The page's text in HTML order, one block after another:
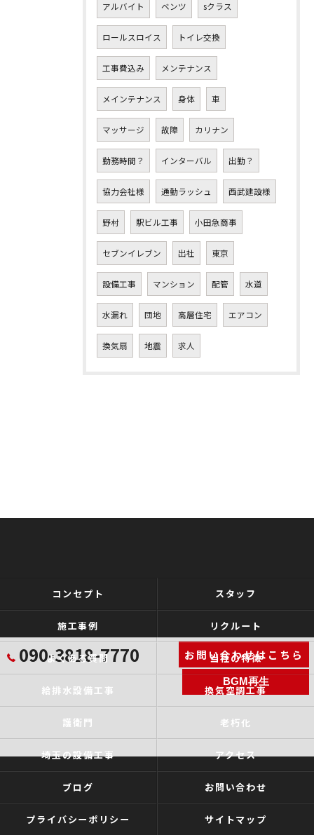
アルバイト ベンツ sクラス
ロールスロイス トイレ交換
工事費込み メンテナンス
メインテナンス 身体 車
マッサージ 故障 カリナン
勤務時間？ インターバル 出勤？
協力会社様 通勤ラッシュ 西武建設様
野村 駅ビル工事 小田急商事
セブンイレブン 出社 東京
設備工事 マンション 配管 水道
水漏れ 団地 高層住宅 エアコン
換気扇 地震 求人
090-3818-7770 お問い合わせはこちら
BGM再生
コンセプト スタッフ
施工事例 リクルート
よくある質問 当社の特徴
給排水設備工事 換気空調工事
護衛門 老朽化
埼玉の設備工事 アクセス
ブログ お問い合わせ
プライバシーポリシー サイトマップ